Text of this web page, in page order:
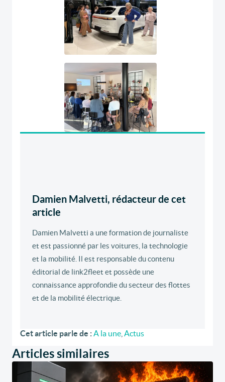
Damien Malvetti, rédacteur de cet
article
Damien Malvetti a une formation de journaliste
et est passionné par les voitures, la technologie
et la mobilité. Il est responsable du contenu
éditorial de link2fleet et possède une
connaissance approfondie du secteur des flottes
et de la mobilité électrique.
Cet article parle de :A la une Actus
Articles similaires